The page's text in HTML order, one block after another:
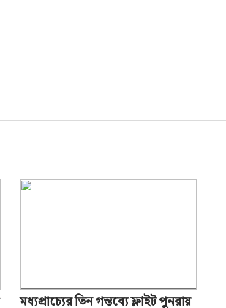
মধ্যপ্রাচ্যের তিন গন্তব্যে ফ্লাইট পুনরায়